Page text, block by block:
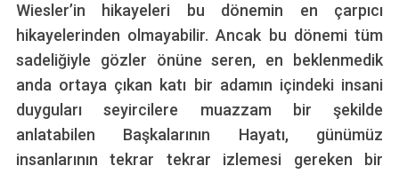
Wiesler’in hikayeleri bu dönemin en çarpıcı
hikayelerinden olmayabilir. Ancak bu dönemi tüm
sadeliğiyle gözler önüne seren, en beklenmedik
anda ortaya çıkan katı bir adamın içindeki insani
duyguları seyircilere muazzam bir şekilde
anlatabilen Başkalarının Hayatı, günümüz
insanlarının tekrar tekrar izlemesi gereken bir